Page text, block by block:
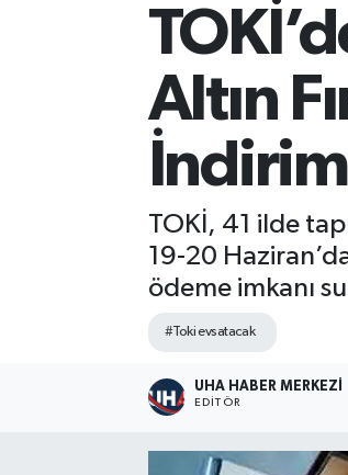
Altın
TOKİ, 41 ilde
19-20
ödeme imkanı
#Toki evsatacak
UHA HABER MERKEZİ
EDITÖR
Süper Lig Puan Durumu ve
Tüm Manşetler
Son Dakika Haberleri
Haber Arşivi